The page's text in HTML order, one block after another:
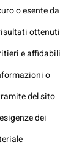
o esente da
ottenuti
e affidabili
o
del sito
dei